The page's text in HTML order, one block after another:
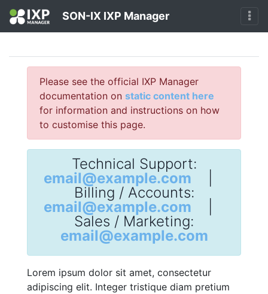
SON-IX IXP Manager
Please see the official IXP Manager
documentation on static content here
for information and instructions on how
to customise this page.
Technical Support:
email@example.com
Billing / Accounts:
email@example.com
Sales / Marketing:
email@example.com
Lorem ipsum dolor sit amet, consectetur
adipiscing elit. Integer tristique diam pretium